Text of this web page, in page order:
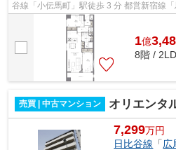
谷線「小伝馬町」駅徒歩 3 分 都営新宿線
線「東日本橋」駅徒歩 5 分 東京...
1億
8階 /
売買 | 中古マンション オリエンタ
7,299万円
日比谷線 「広